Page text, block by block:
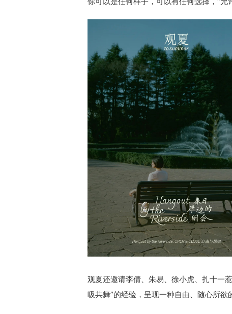
观夏还邀请李倩、朱易、徐小虎、扎十一
吸共舞”的经验，呈现一种自由、随心所欲